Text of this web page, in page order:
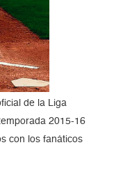
de la Liga
2015-16
con los fanáticos